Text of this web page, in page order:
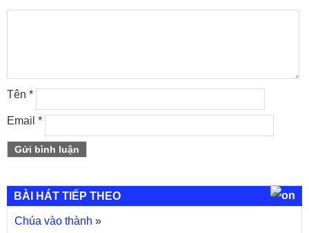
Tên *
Email *
BÀI HÁT TIẾP THEO
Chúa vào thành »